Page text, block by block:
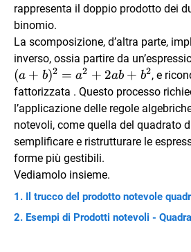
rappresenta il doppio prodotto dei
binomio.
La scomposizione, d’altra parte,
inverso, ossia partire da
(a+b)^2=a^2+2ab+b^2
(a + b)2 = a2 + 2ab + b2, e
fattorizzata (a+b)^2
(a +
b)2
. Questo processo
l’applicazione delle regole
notevoli, come quella del quadrato
semplificare e ristrutturare le
forme più gestibili.
Vediamolo insieme.
Il trucco del prodotto notevole
Esempi di Prodotti notevoli -